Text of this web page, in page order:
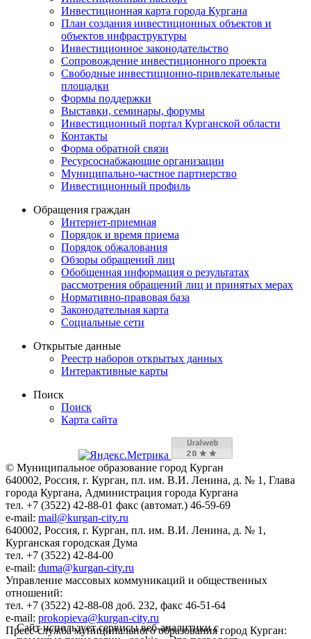
Инвестиционная карта города Кургана
План создания инвестиционных объектов и
объектов инфраструктуры
Инвестиционное законодательство
Сопровождение инвестиционного проекта
Свободные инвестиционно-привлекательные
площадки
Формы поддержки
Выставки, семинары, форумы
Инвестиционный портал Курганской области
Контакты
Форма обратной связи
Ресурсоснабжающие организации
Муниципально-частное партнерство
Инвестиционный профиль
Обращения граждан
Интернет-приемная
Порядок и время приема
Порядок обжалования
Обзоры обращений лиц
Обобщенная информация о результатах
рассмотрения обращений лиц и принятых мерах
Нормативно-правовая база
Законодательная карта
Социальные сети
Открытые данные
Реестр наборов открытых данных
Интерактивные карты
Поиск
Поиск
Карта сайта
© Муниципальное образование город Курган
640002, Россия, г. Курган, пл. им. В.И. Ленина, д. № 1, Глава
города Кургана, Администрация города Кургана
тел. +7 (3522) 42-88-01 факс (автомат.) 46-59-69
e-mail: mail@kurgan-city.ru
640002, Россия, г. Курган, пл. им. В.И. Ленина, д. № 1,
Курганская городская Дума
тел. +7 (3522) 42-84-00
e-mail: duma@kurgan-city.ru
Управление массовых коммуникаций и общественных
отношений:
тел. +7 (3522) 42-88-08 доб. 232, факс 46-51-64
e-mail: prokopieva@kurgan-city.ru
Пресс-служба муниципального образования город Курган:
Сайт использует сервисы веб-аналитики с